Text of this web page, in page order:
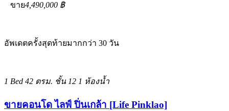
ขาย4,490,000 ฿
อัพเดตครั้งสุดท้ายมากกว่า 30 วัน
1 Bed 42 ตรม. ชั้น 12 1 ห้องน้ำ
ขายคอนโด ไลฟ์ ปิ่นเกล้า [Life Pinklao]